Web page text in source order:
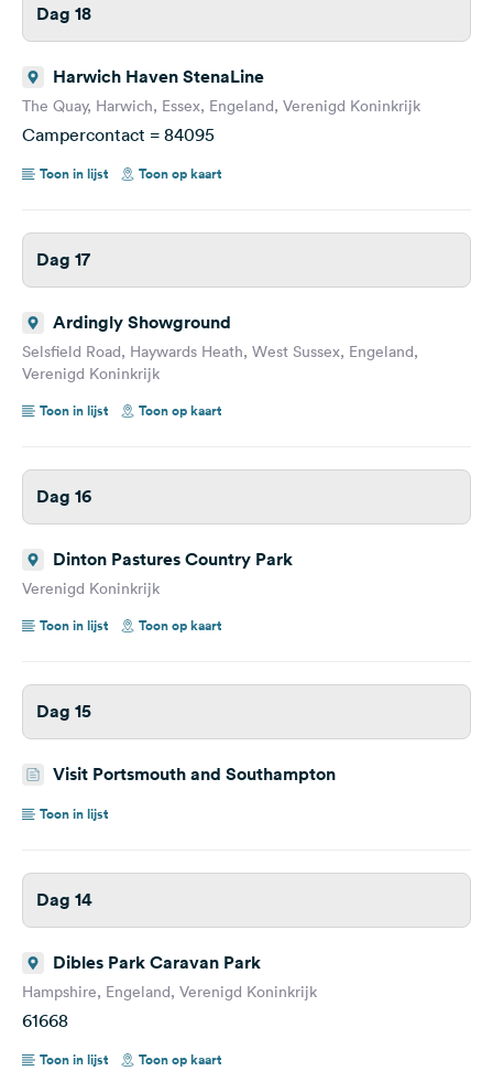
Dag 18
Harwich Haven StenaLine
The Quay, Harwich, Essex, Engeland, Verenigd Koninkrijk
Campercontact = 84095
Toon in lijst Toon op kaart
Dag 17
Ardingly Showground
Selsfield Road, Haywards Heath, West Sussex, Engeland,
Verenigd Koninkrijk
Toon in lijst
Toon op kaart
Dag 16
Dinton Pastures Country Park
Verenigd Koninkrijk
Toon in lijst
Toon op kaart
Dag 15
Visit Portsmouth and Southampton
Toon in lijst
Dag 14
Dibles Park Caravan Park
Hampshire, Engeland, Verenigd Koninkrijk
61668
Toon in lijst Toon op kaart